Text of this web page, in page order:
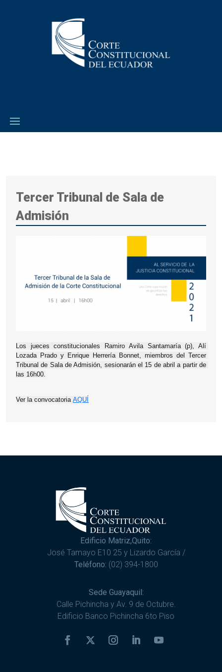
Tercer Tribunal de Sala de
Admisión
Los jueces constitucionales Ramiro Avila Santamaría (p), Alí
Lozada Prado y Enrique Herrería Bonnet, miembros del Tercer
Tribunal de Sala de Admisión, sesionarán el 15 de abril a partir de
las 16h00.
Ver la convocatoria AQUÍ
Edificio Matriz,Quito:
José Tamayo E10 25 y Lizardo García /
Teléfono: (02) 394-1800
Sede Guayaquil:
Calle Pichincha y Av. 9 de Octubre.
Edificio Banco Pichincha 6to Piso